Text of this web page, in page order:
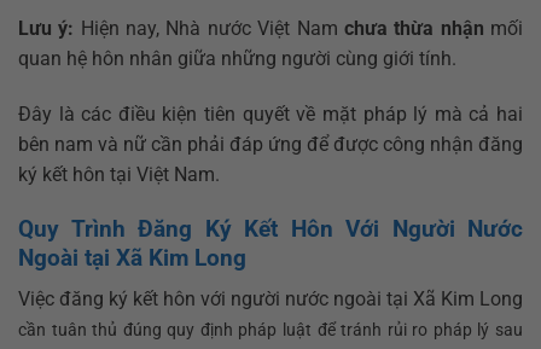
Lưu ý: Hiện nay, Nhà nước Việt Nam chưa thừa nhận mối
quan hệ hôn nhân giữa những người cùng giới tính.
Đây là các điều kiện tiên quyết về mặt pháp lý mà cả hai
bên nam và nữ cần phải đáp ứng để được công nhận đăng
ký kết hôn tại Việt Nam.
Quy Trình Đăng Ký Kết Hôn Với Người Nước
Ngoài tại Xã Kim Long
Việc đăng ký kết hôn với người nước ngoài tại Xã Kim Long
cần tuân thủ đúng quy định pháp luật để tránh rủi ro pháp lý sau